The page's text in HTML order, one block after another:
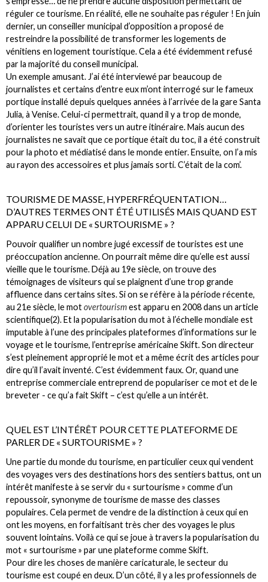
réguler ce tourisme. En réalité, elle ne souhaite pas réguler ! En juin
dernier, un conseiller municipal d’opposition a proposé de
restreindre la possibilité de transformer les logements de
vénitiens en logement touristique. Cela a été évidemment refusé
par la majorité du conseil municipal.
Un exemple amusant. J’ai été interviewé par beaucoup de
journalistes et certains d’entre eux m’ont interrogé sur le fameux
portique installé depuis quelques années à l’arrivée de la gare Santa
Julia, à Venise. Celui-ci permettrait, quand il y a trop de monde,
d’orienter les touristes vers un autre itinéraire. Mais aucun des
journalistes ne savait que ce portique était du toc, il a été construit
pour la photo et médiatisé dans le monde entier. Ensuite, on l’a mis
au rayon des accessoires et plus jamais sorti. C’était de la com’.
TOURISME DE MASSE, HYPERFRÉQUENTATION…
D’AUTRES TERMES ONT ÉTÉ UTILISÉS MAIS QUAND EST
APPARU CELUI DE « SURTOURISME » ?
Pouvoir qualifier un nombre jugé excessif de touristes est une
préoccupation ancienne. On pourrait même dire qu’elle est aussi
vieille que le tourisme. Déjà au 19e siècle, on trouve des
témoignages de visiteurs qui se plaignent d’une trop grande
affluence dans certains sites. Si on se réfère à la période récente,
au 21e siècle, le motovertourismest apparu en 2008 dans un article
scientifique(2). Et la popularisation du mot à l’échelle mondiale est
imputable à l’une des principales plateformes d’informations sur le
voyage et le tourisme, l’entreprise américaine Skift. Son directeur
s’est pleinement approprié le mot et a même écrit des articles pour
dire qu’il l’avait inventé. C’est évidemment faux. Or, quand une
entreprise commerciale entreprend de populariser ce mot et de le
breveter - ce qu’a fait Skift – c’est qu’elle a un intérêt.
QUEL EST L’INTÉRÊT POUR CETTE PLATEFORME DE
PARLER DE « SURTOURISME » ?
Une partie du monde du tourisme, en particulier ceux qui vendent
des voyages vers des destinations hors des sentiers battus, ont un
intérêt manifeste à se servir du « surtourisme » comme d’un
repoussoir, synonyme de tourisme de masse des classes
populaires. Cela permet de vendre de la distinction à ceux qui en
ont les moyens, en forfaitisant très cher des voyages le plus
souvent lointains. Voilà ce qui se joue à travers la popularisation du
mot « surtourisme » par une plateforme comme Skift.
Pour dire les choses de manière caricaturale, le secteur du
tourisme est coupé en deux. D’un côté, il y a les professionnels de